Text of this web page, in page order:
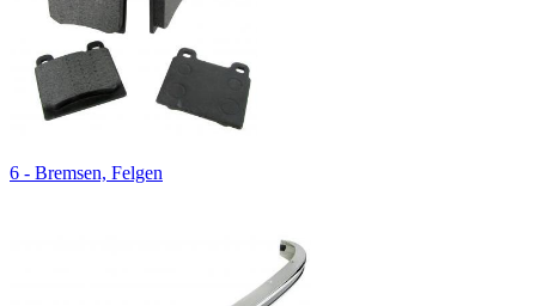
6 - Bremsen, Felgen